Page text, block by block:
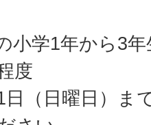
小学1年から3年
度
日（日曜日）ま